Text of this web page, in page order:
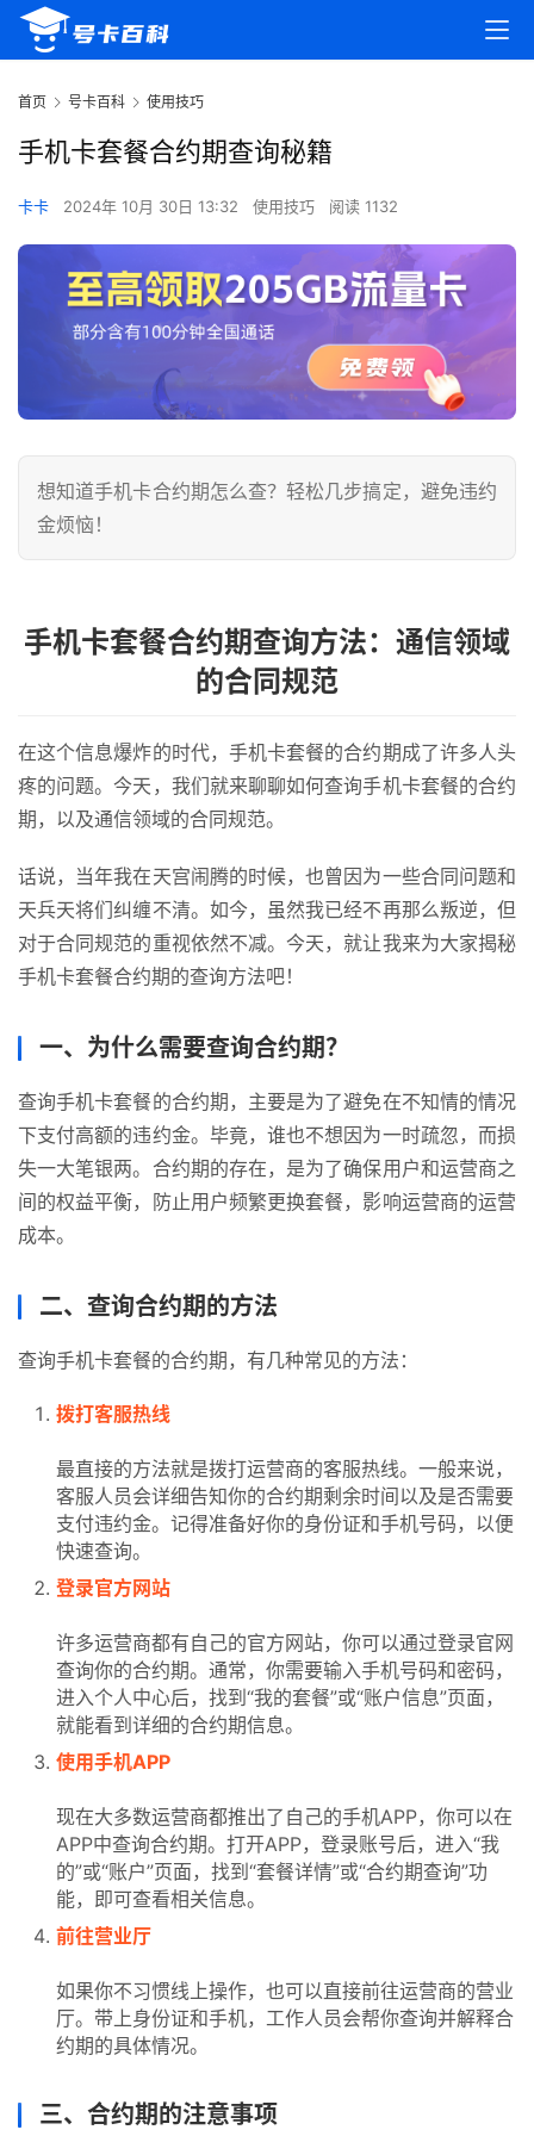
百
首页 号卡百科 使用技巧
手机卡套餐合约期查询秘籍
卡卡 2024年 10月 30日 13:32 使用技巧 阅读 1132
想知道手机卡合约期怎么查？轻松几步搞定，避免违约
金烦恼！
手机卡套餐合约期查询方法：通信领域
的合同规范
在这个信息爆炸的时代，手机卡套餐的合约期成了许多人头
疼的问题。今天，我们就来聊聊如何查询手机卡套餐的合约
期，以及通信领域的合同规范。
话说，当年我在天宫闹腾的时候，也曾因为一些合同问题和
天兵天将们纠缠不清。如今，虽然我已经不再那么叛逆，但
对于合同规范的重视依然不减。今天，就让我来为大家揭秘
手机卡套餐合约期的查询方法吧！
一、为什么需要查询合约期？
查询手机卡套餐的合约期，主要是为了避免在不知情的情况
下支付高额的违约金。毕竟，谁也不想因为一时疏忽，而损
失一大笔银两。合约期的存在，是为了确保用户和运营商之
间的权益平衡，防止用户频繁更换套餐，影响运营商的运营
成本。
二、查询合约期的方法
查询手机卡套餐的合约期，有几种常见的方法：
拨打客服热线
最直接的方法就是拨打运营商的客服热线。一般来说，
客服人员会详细告知你的合约期剩余时间以及是否需要
支付违约金。记得准备好你的身份证和手机号码，以便
快速查询。
登录官方网站
许多运营商都有自己的官方网站，你可以通过登录官网
查询你的合约期。通常，你需要输入手机号码和密码，
进入个人中心后，找到“我的套餐”或“账户信息”页面，
就能看到详细的合约期信息。
使用手机APP
现在大多数运营商都推出了自己的手机APP，你可以在
APP中查询合约期。打开APP，登录账号后，进入“我
的”或“账户”页面，找到“套餐详情”或“合约期查询”功
能，即可查看相关信息。
前往营业厅
如果你不习惯线上操作，也可以直接前往运营商的营业
厅。带上身份证和手机，工作人员会帮你查询并解释合
约期的具体情况。
三、合约期的注意事项